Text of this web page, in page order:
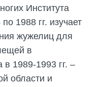
Института
1988 гг. изучает
жужелиц для
в
в 1989-1993 гг. –
области и